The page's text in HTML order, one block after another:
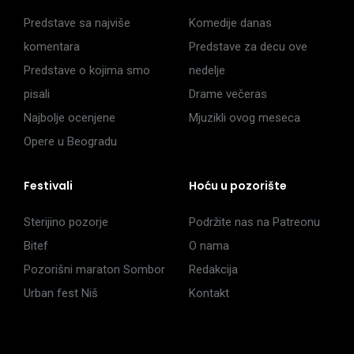
Predstave sa najviše
komentara
Predstave o kojima smo
pisali
Najbolje ocenjene
Opere u Beogradu
Komedije danas
Predstave za decu ove
nedelje
Drame večeras
Mjuzikli ovog meseca
Festivali
Sterijino pozorje
Bitef
Pozorišni maraton Sombor
Urban fest Niš
Hoću u pozorište
Podržite nas na Patreonu
O nama
Redakcija
Kontakt